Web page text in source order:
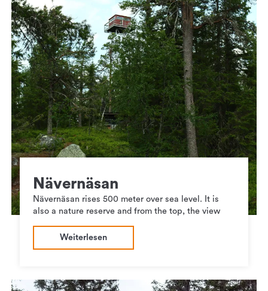
Nävernäsan
Nävernäsan rises 500 meter over sea level. It is
also a nature reserve and from the top, the view
Weiterlesen